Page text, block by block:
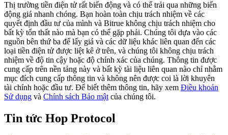
Hướng dẫn
Hướng dẫn giao dịch Spot
Thị trường tiền điện tử rất biến động và có thể trải qua những biến
động giá nhanh chóng. Bạn hoàn toàn chịu trách nhiệm về các
quyết định đầu tư của mình và Bitrue không chịu trách nhiệm cho
bất kỳ tổn thất nào mà bạn có thể gặp phải. Chúng tôi dựa vào các
nguồn bên thứ ba để lấy giá và các dữ liệu khác liên quan đến các
loại tiền điện tử được liệt kê ở trên, và chúng tôi không chịu trách
nhiệm về độ tin cậy hoặc độ chính xác của chúng. Thông tin được
cung cấp trên nền tảng này và bất kỳ tài liệu liên quan nào chỉ nhằm
mục đích cung cấp thông tin và không nên được coi là lời khuyên
tài chính hoặc đầu tư. Để biết thêm thông tin, hãy xem Điều khoản
Sử dụng và Chính sách Bảo mật của chúng tôi.
Tin tức Hop Protocol